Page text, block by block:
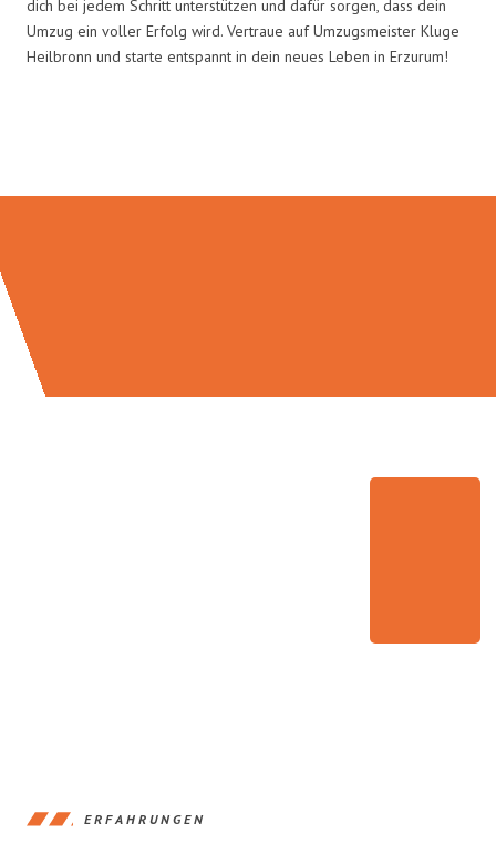
dich bei jedem Schritt unterstützen und dafür sorgen, dass dein
Umzug ein voller Erfolg wird. Vertraue auf Umzugsmeister Kluge
Heilbronn und starte entspannt in dein neues Leben in Erzurum!
ERFAHRUNGEN